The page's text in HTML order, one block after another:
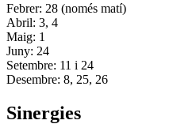
Febrer: 28 (només matí)
Abril: 3, 4
Maig: 1
Juny: 24
Setembre: 11 i 24
Desembre: 8, 25, 26
Sinergies